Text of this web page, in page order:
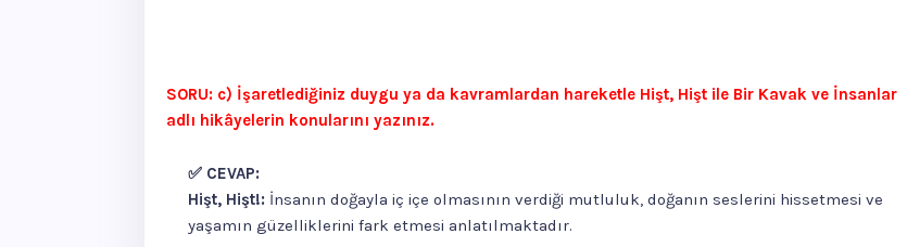
SORU: c) İşaretlediğiniz duygu ya da kavramlardan hareketle Hişt, Hişt ile Bir Kavak ve İnsanlar
adlı hikâyelerin konularını yazınız.
✅ CEVAP:
Hişt, Hişt!: İnsanın doğayla iç içe olmasının verdiği mutluluk, doğanın seslerini hissetmesi ve
yaşamın güzelliklerini fark etmesi anlatılmaktadır.